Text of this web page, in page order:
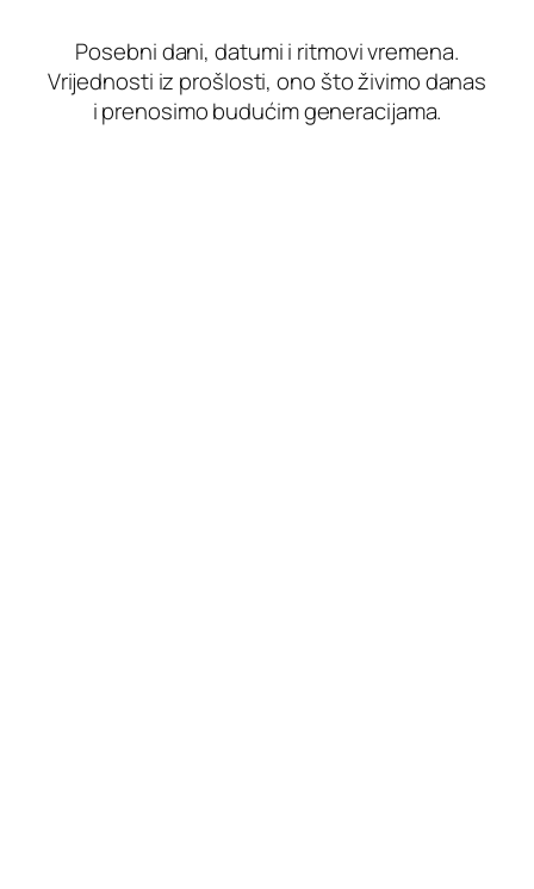
Posebni dani, datumi i ritmovi vremena.
Vrijednosti iz prošlosti, ono što živimo danas
i prenosimo budućim generacijama.